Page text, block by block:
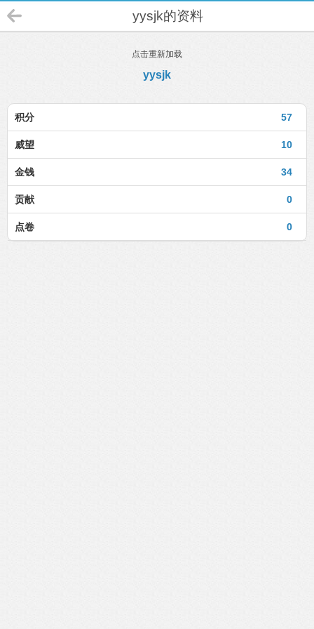
yysjk的资料
点击重新加载
yysjk
57
积分
10
威望
34
金钱
0
贡献
0
点卷